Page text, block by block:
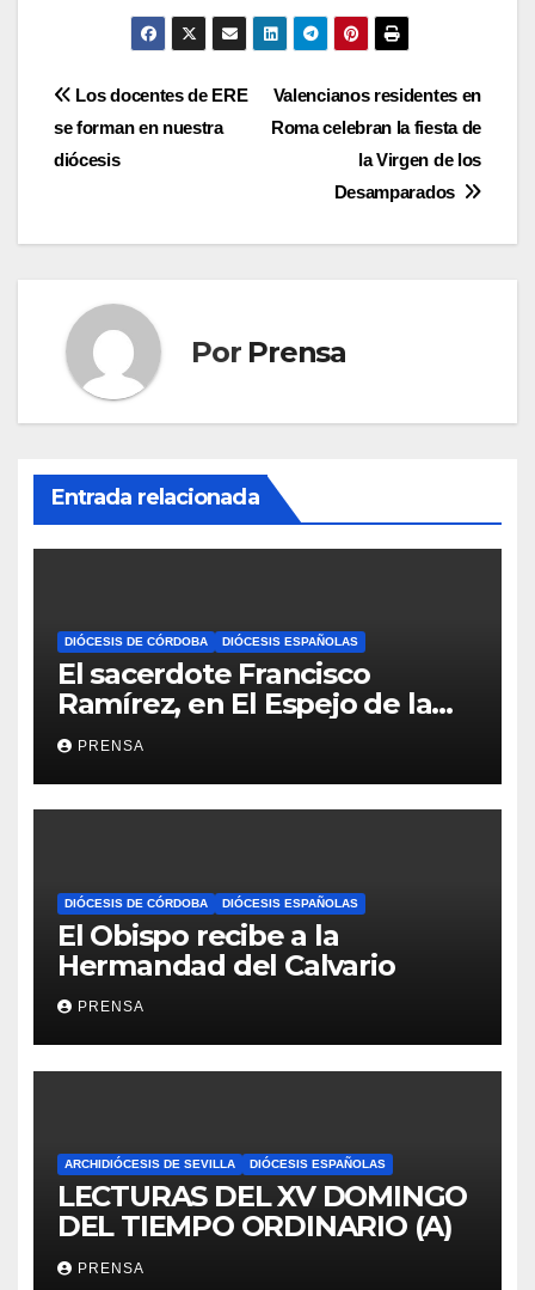
Navegación
de
Valencianos residentes en
Roma celebran la fiesta de
la Virgen de los
Desamparados
Los docentes de ERE
se forman en nuestra
diócesis
Por Prensa
Entrada relacionada
DIÓCESIS DE CÓRDOBA DIÓCESIS ESPAÑOLAS
El sacerdote Francisco
Ramírez, en El Espejo de la
Iglesia
PRENSA
DIÓCESIS DE CÓRDOBA DIÓCESIS ESPAÑOLAS
El Obispo recibe a la
Hermandad del Calvario
PRENSA
ARCHIDIÓCESIS DE SEVILLA DIÓCESIS ESPAÑOLAS
LECTURAS DEL XV DOMINGO
DEL TIEMPO ORDINARIO (A)
PRENSA